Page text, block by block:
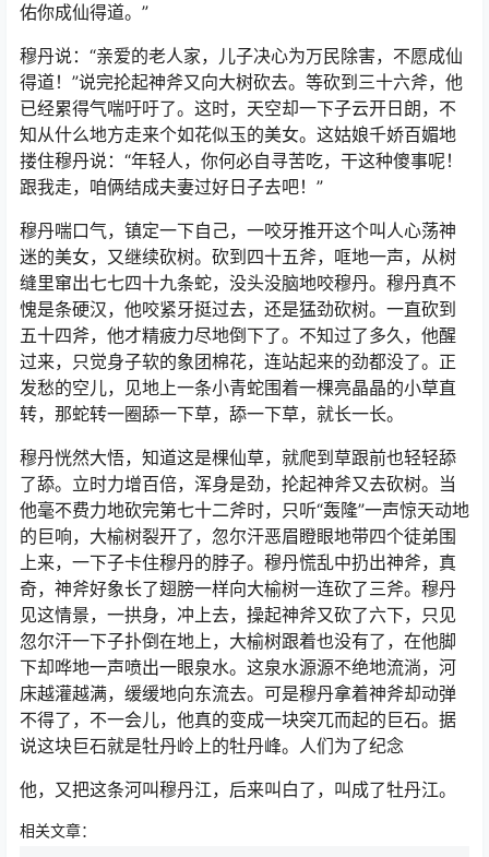
佑你成仙得道。”
穆丹说：“亲爱的老人家，儿子决心为万民除害，不愿成仙
得道！”说完抡起神斧又向大树砍去。等砍到三十六斧，他
已经累得气喘吁吁了。这时，天空却一下子云开日朗，不
知从什么地方走来个如花似玉的美女。这姑娘千娇百媚地
搂住穆丹说：“年轻人，你何必自寻苦吃，干这种傻事呢！
跟我走，咱俩结成夫妻过好日子去吧！”
穆丹喘口气，镇定一下自己，一咬牙推开这个叫人心荡神
迷的美女，又继续砍树。砍到四十五斧，哐地一声，从树
缝里窜出七七四十九条蛇，没头没脑地咬穆丹。穆丹真不
愧是条硬汉，他咬紧牙挺过去，还是猛劲砍树。一直砍到
五十四斧，他才精疲力尽地倒下了。不知过了多久，他醒
过来，只觉身子软的象团棉花，连站起来的劲都没了。正
发愁的空儿，见地上一条小青蛇围着一棵亮晶晶的小草直
转，那蛇转一圈舔一下草，舔一下草，就长一长。
穆丹恍然大悟，知道这是棵仙草，就爬到草跟前也轻轻舔
了舔。立时力增百倍，浑身是劲，抡起神斧又去砍树。当
他毫不费力地砍完第七十二斧时，只听“轰隆”一声惊天动地
的巨响，大榆树裂开了，忽尔汗恶眉瞪眼地带四个徒弟围
上来，一下子卡住穆丹的脖子。穆丹慌乱中扔出神斧，真
奇，神斧好象长了翅膀一样向大榆树一连砍了三斧。穆丹
见这情景，一拱身，冲上去，操起神斧又砍了六下，只见
忽尔汗一下子扑倒在地上，大榆树跟着也没有了，在他脚
下却哗地一声喷出一眼泉水。这泉水源源不绝地流淌，河
床越灌越满，缓缓地向东流去。可是穆丹拿着神斧却动弹
不得了，不一会儿，他真的变成一块突兀而起的巨石。据
说这块巨石就是牡丹岭上的牡丹峰。人们为了纪念
他，又把这条河叫穆丹江，后来叫白了，叫成了牡丹江。
相关文章：